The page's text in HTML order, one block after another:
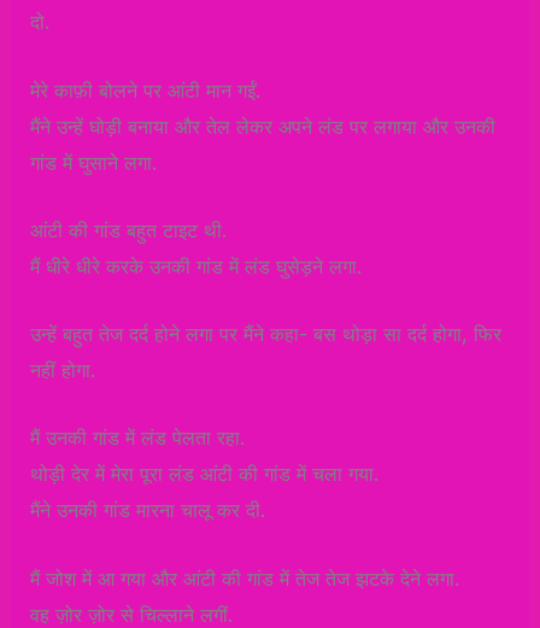
दो.
मेरे काफ़ी बोलने पर आंटी मान गईं.
मैंने उन्हें घोड़ी बनाया और तेल लेकर अपने लंड पर लगाया और उनकी
गांड में घुसाने लगा.
आंटी की गांड बहुत टाइट थी.
मैं धीरे धीरे करके उनकी गांड में लंड घुसेड़ने लगा.
उन्हें बहुत तेज दर्द होने लगा पर मैंने कहा- बस थोड़ा सा दर्द होगा, फिर
नहीं होगा.
मैं उनकी गांड में लंड पेलता रहा.
थोड़ी देर में मेरा पूरा लंड आंटी की गांड में चला गया.
मैंने उनकी गांड मारना चालू कर दी.
मैं जोश में आ गया और आंटी की गांड में तेज तेज झटके देने लगा.
वह ज़ोर ज़ोर से चिल्लाने लगीं.